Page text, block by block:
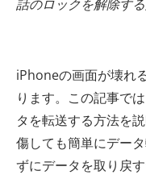
話のロックを解除す
iPhoneの画面が壊れ
ります。この記事で
タを転送する方法を
傷しても簡単にデー
ずにデータを取り戻